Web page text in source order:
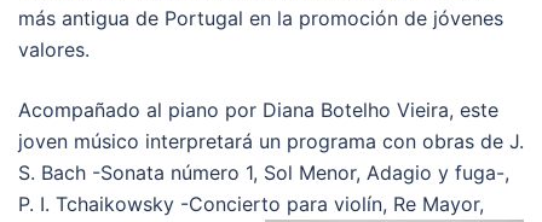
más antigua de Portugal en la promoción de jóvenes
valores.
Acompañado al piano por Diana Botelho Vieira, este
joven músico interpretará un programa con obras de J.
S. Bach -Sonata número 1, Sol Menor, Adagio y fuga-,
P. I. Tchaikowsky -Concierto para violín, Re Mayor,